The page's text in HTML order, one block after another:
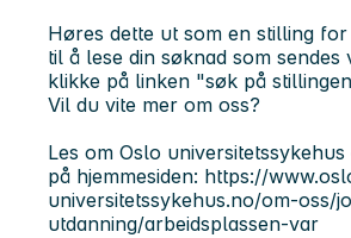
Høres dette ut som en stilling for
til å lese din søknad som
klikke på linken "søk på
Vil du vite mer om oss?
Les om Oslo
på hjemmesiden: https://
universitetssykehus.no/om-oss/
utdanning/arbeidsplassen-var